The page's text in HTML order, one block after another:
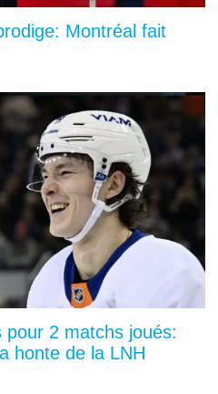
Montréal fait
pour 2 matchs joués:
honte de la LNH